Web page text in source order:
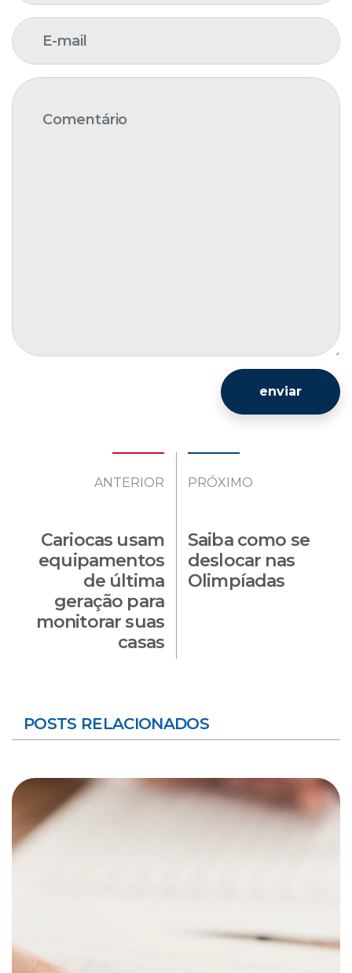
enviar
ANTERIOR
Cariocas usam
equipamentos
de última
geração para
monitorar suas
casas
PRÓXIMO
Saiba como se
deslocar nas
Olimpíadas
POSTS RELACIONADOS